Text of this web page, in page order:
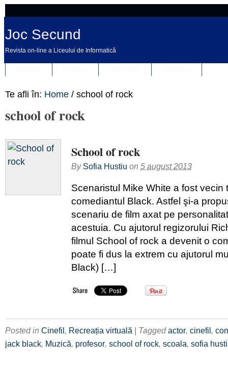
Joc Secund
Revista on-line a Liceului de Informatică
Te afli în: Home / school of rock
school of rock
School of rock
By Sofia Hustiu on 5 august 2013
Scenaristul Mike White a fost vecin
comediantul Black. Astfel şi-a
scenariu de film axat pe
acestuia. Cu ajutorul regizorului
filmul School of rock a devenit o
poate fi dus la extrem cu ajutorul
Black) […]
Posted in Cinefil, Recreația virtuală | Taggedactor, cinefil,
jack black, Muzică, profesor, school of rock, scoala, sofia